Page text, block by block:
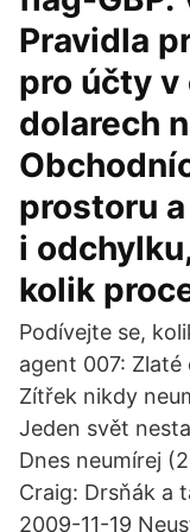
Pravidla
pro účty v
dolarech
prostoru
i
kolik
Podívejte se,
agent 007: Zlaté
Zítřek nikdy
Jeden svět
Dnes neumírej
Craig: Drsňák a
2009-11-19